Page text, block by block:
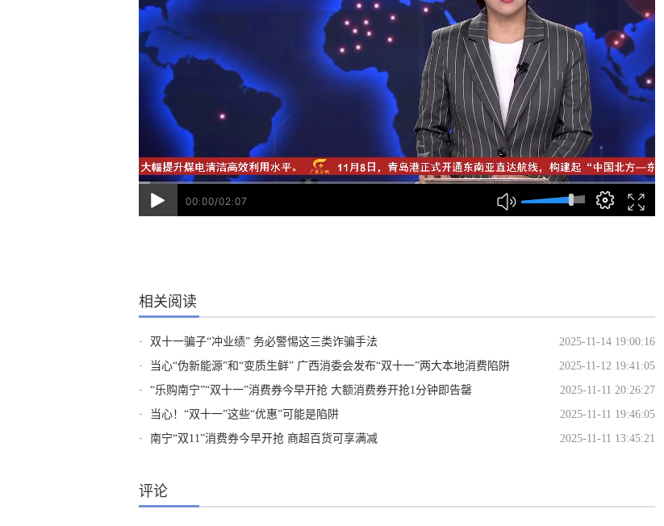
00:00/02:07
相关阅读
· 双十一骗子“冲业绩” 务必警惕这三类诈骗手法
2025-11-14 19:00:16
·
当心“伪新能源”和“变质生鲜” 广西消委会发布“双十一”两大本地消费陷阱
2025-11-12 19:41:05
·
“乐购南宁”“双十一”消费券今早开抢 大额消费券开抢1分钟即告罄
2025-11-11 20:26:27
·
当心！“双十一”这些“优惠”可能是陷阱
2025-11-11 19:46:05
·
南宁“双11”消费券今早开抢 商超百货可享满减 2025-11-11 13:45:21
评论